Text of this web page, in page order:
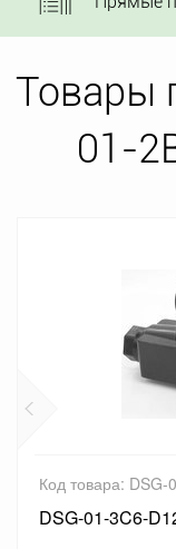
Товары
01-
Код товара: DSG-01-
DSG-01-3C6-D12-70